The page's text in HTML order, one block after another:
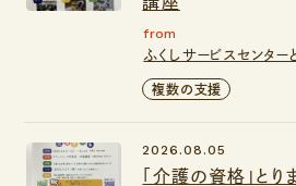
from
ふくしサービスセンター
複数の支援
「介護の資格」とり
2026.08.05